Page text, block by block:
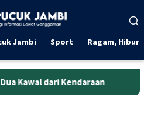
Jambi Sport Ragam,
Rekaman CCTV